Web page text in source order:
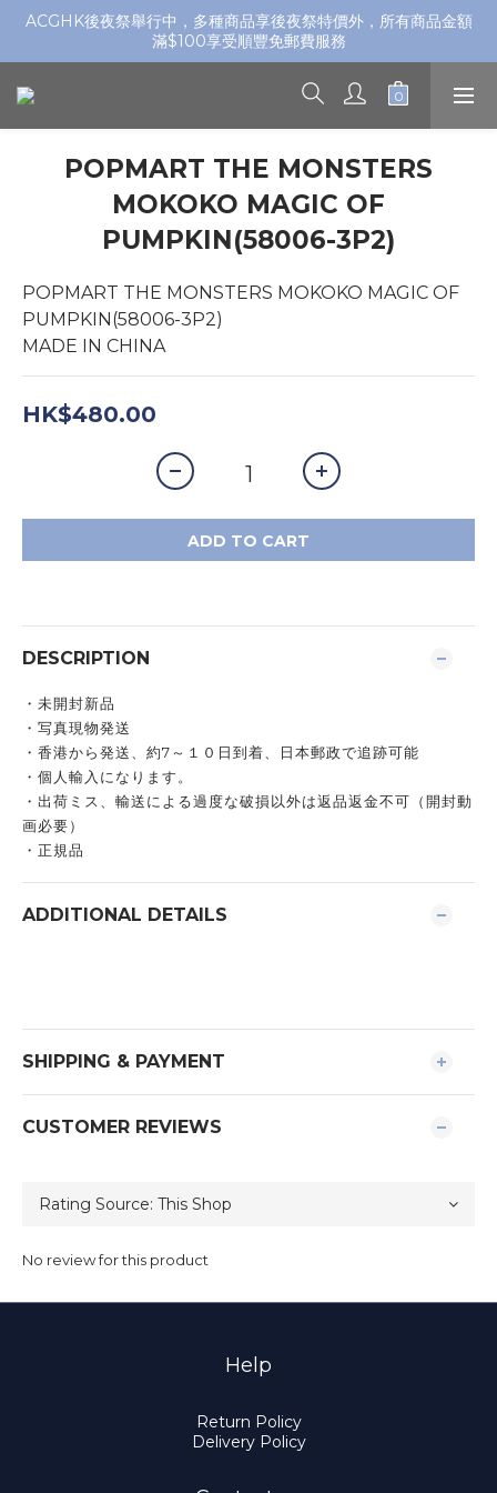
ACGHK後夜祭舉行中，多種商品享後夜祭特價外，所有商品金額
滿$100享受順豐免郵費服務
POPMART THE MONSTERS
MOKOKO MAGIC OF
PUMPKIN(58006-3P2)
POPMART THE MONSTERS MOKOKO MAGIC OF
PUMPKIN(58006-3P2)
MADE IN CHINA
HK$480.00
ADD TO CART
DESCRIPTION
・未開封新品
・写真現物発送
・香港から発送、約7～１０日到着、日本郵政で追跡可能
・個人輸入になります。
・出荷ミス、輸送による過度な破損以外は返品返金不可（開封動
画必要）
・正規品
ADDITIONAL DETAILS
SHIPPING & PAYMENT
CUSTOMER REVIEWS
No review for this product
Help
Return Policy
Delivery Policy